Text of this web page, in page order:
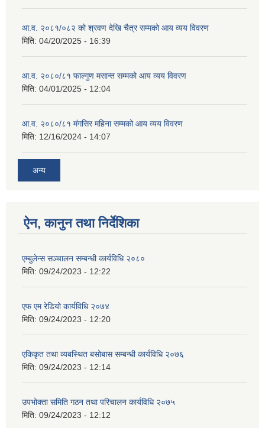
आ.व. २०८१/०८२ को श्रवण देखि चैत्र सम्मको आय व्यय विवरण
मिति: 04/20/2025 - 16:39
आ.व. २०८०/८१ फाल्गुण मसान्त सम्मको आय व्यय विवरण
मिति: 04/01/2025 - 12:04
आ.व. २०८०/८१ मंगसिर महिना सम्मको आय व्यय विवरण
मिति: 12/16/2024 - 14:07
अन्य
ऐन, कानुन तथा निर्देशिका
एम्बुलेन्स सञ्चालन सम्बन्धी कार्यविधि २०८०
मिति: 09/24/2023 - 12:22
एफ एम रेडियो कार्यविधि २०७४
मिति: 09/24/2023 - 12:20
एकिकृत तथा व्यबस्थित बसोबास सम्बन्धी कार्यविधि २०७६
मिति: 09/24/2023 - 12:14
उपभोक्ता समिति गठन तथा परिचालन कार्यविधि २०७५
मिति: 09/24/2023 - 12:12